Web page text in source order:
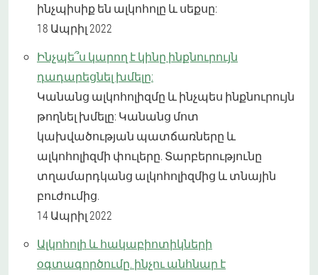
ինչպիսիք են ալկոհոլը և սեքսը:
18 Ապրիլ 2022
Ինչպե՞ս կարող է կինը ինքնուրույն
դադարեցնել խմելը:
Կանանց ալկոհոլիզմը և ինչպես ինքնուրույն
թողնել խմելը: Կանանց մոտ
կախվածության պատճառները և
ալկոհոլիզմի փուլերը. Տարբերությունը
տղամարդկանց ալկոհոլիզմից և տնային
բուժումից.
14 Ապրիլ 2022
Ալկոհոլի և հակաբիոտիկների
օգտագործումը. ինչու անհնար է